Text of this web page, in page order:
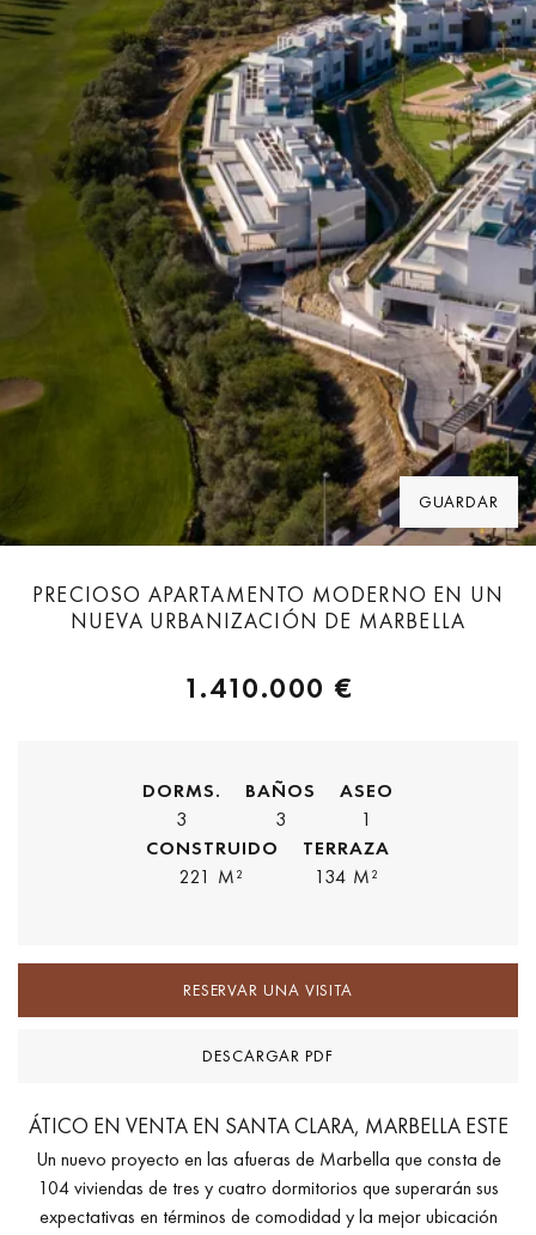
GUARDAR
PRECIOSO APARTAMENTO MODERNO EN UN
NUEVA URBANIZACIÓN DE MARBELLA
1.410.000 €
DORMS.
3
BAÑOS
3
ASEO
1
CONSTRUIDO
221 M²
TERRAZA
134 M²
RESERVAR UNA VISITA
DESCARGAR PDF
ÁTICO EN VENTA EN SANTA CLARA, MARBELLA ESTE
Un nuevo proyecto en las afueras de Marbella que consta de
104 viviendas de tres y cuatro dormitorios que superarán sus
expectativas en términos de comodidad y la mejor ubicación